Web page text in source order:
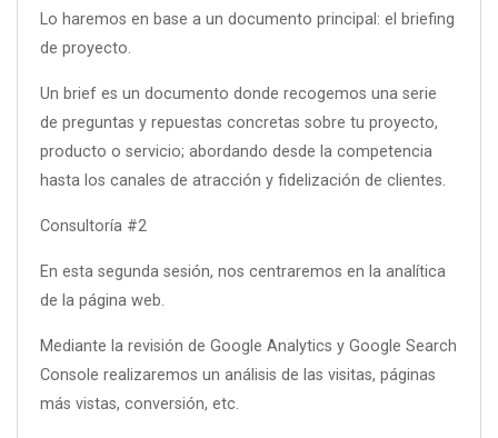
Lo haremos en base a un documento principal: el briefing
de proyecto.
Un brief es un documento donde recogemos una serie
de preguntas y repuestas concretas sobre tu proyecto,
producto o servicio; abordando desde la competencia
hasta los canales de atracción y fidelización de clientes.
Consultoría #2
En esta segunda sesión, nos centraremos en la analítica
de la página web.
Mediante la revisión de Google Analytics y Google Search
Console realizaremos un análisis de las visitas, páginas
más vistas, conversión, etc.